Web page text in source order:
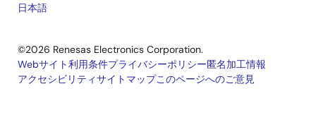
日本語
©2026 Renesas Electronics Corporation.
Legal
Webサイト利用条件プライバシーポリシー匿名加工情報
アクセシビリティサイトマップこのページへのご意見